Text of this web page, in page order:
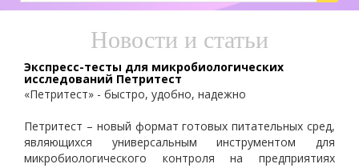
Новости и статьи
Экспресс-тесты для микробиологических
исследований Петритест
«Петритест» - быстро, удобно, надежно
Петритест – новый формат готовых питательных сред,
являющихся универсальным инструментом для
микробиологического контроля на предприятиях